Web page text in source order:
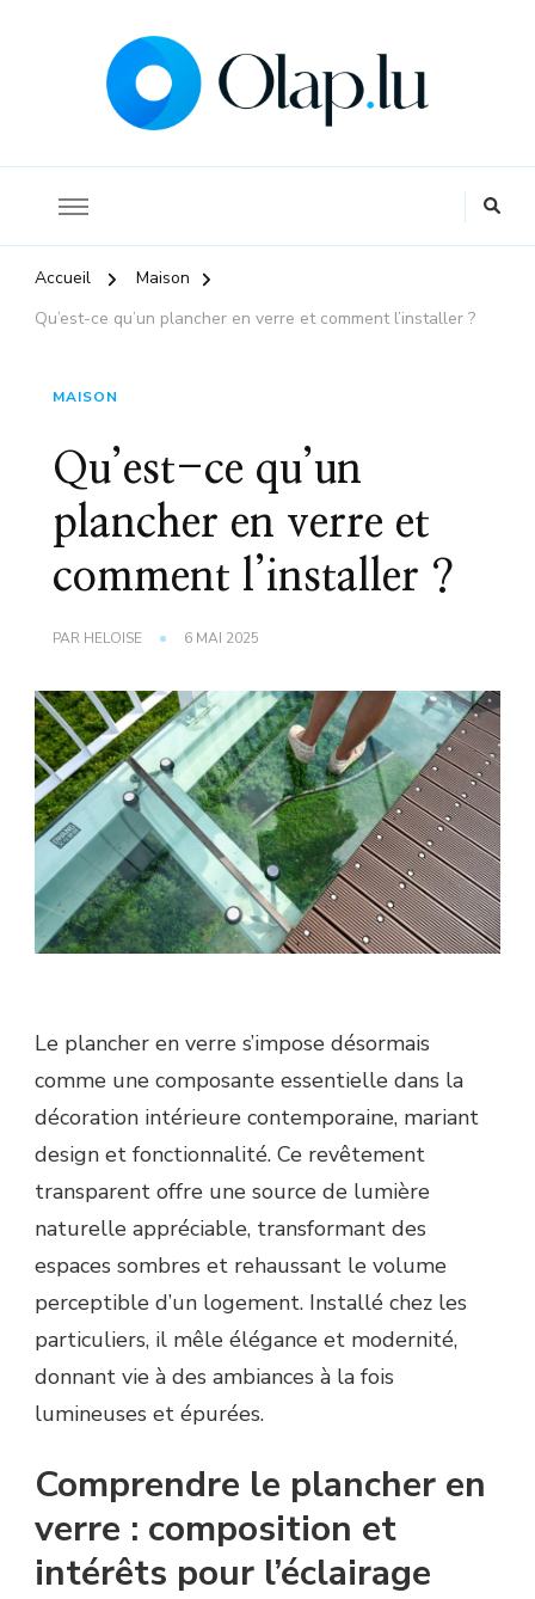
Accueil
Maison
Qu’est-ce qu’un plancher en verre et comment l’installer ?
MAISON
Qu’est-ce qu’un
plancher en verre et
comment l’installer ?
PAR HELOISE 6 MAI 2025
Le plancher en verre s’impose désormais
comme une composante essentielle dans la
décoration intérieure contemporaine, mariant
design et fonctionnalité. Ce revêtement
transparent offre une source de lumière
naturelle appréciable, transformant des
espaces sombres et rehaussant le volume
perceptible d’un logement. Installé chez les
particuliers, il mêle élégance et modernité,
donnant vie à des ambiances à la fois
lumineuses et épurées.
Comprendre le plancher en
verre : composition et
intérêts pour l’éclairage